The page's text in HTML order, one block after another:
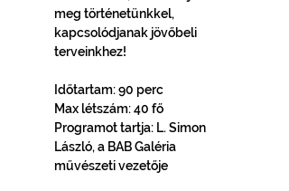
meg történetünkkel,
kapcsolódjanak jövőbeli
terveinkhez!
Időtartam: 90 perc
Max létszám: 40 fő
Programot tartja: L. Simon
László, a BAB Galéria
művészeti vezetője